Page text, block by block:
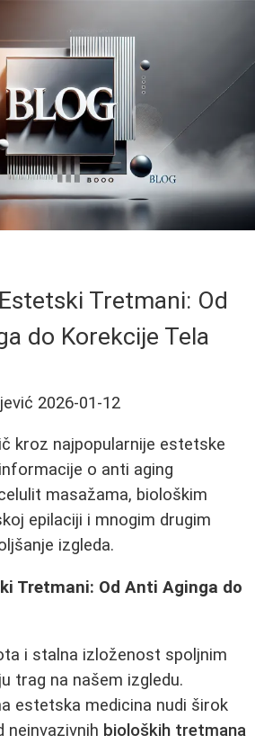
Tretmani: Od
do Korekcije Tela
2026-01-12
kroz najpopularnije estetske
o anti aging
masažama, biološkim
epilaciji i mnogim drugim
izgleda.
Tretmani: Od Anti Aginga do
i stalna izloženost spoljnim
trag na našem izgledu.
estetska medicina nudi širok
neinvazivnih bioloških tretmana